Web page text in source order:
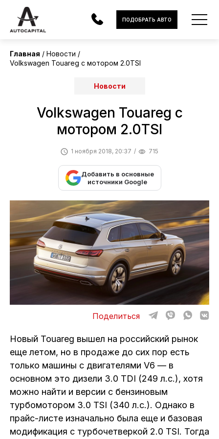
АВТОМОБИЛИ
ЭЛЕКТРОМОБИЛИ
В НАЛИЧИИ
МОТОЦИКЛЫ
ОТЗЫВЫ
ВАКАНСИИ
О КОМПАНИИ
ПОДОБРАТЬ АВТО
Главная
Новости
Volkswagen Touareg с мотором 2.0TSI
Новости
Volkswagen Touareg с
мотором 2.0TSI
1 ноября 2018, 20:37 715
Добавить в основные
источники Google
Поделиться
Новый Touareg вышел на российский рынок
еще летом, но в продаже до сих пор есть
только машины с двигателями V6 — в
основном это дизели 3.0 TDI (249 л.с.), хотя
можно найти и версии с бензиновым
турбомотором 3.0 TSI (340 л.с.). Однако в
прайс-листе изначально была еще и базовая
модификация с турбочетверкой 2.0 TSI. Тогда